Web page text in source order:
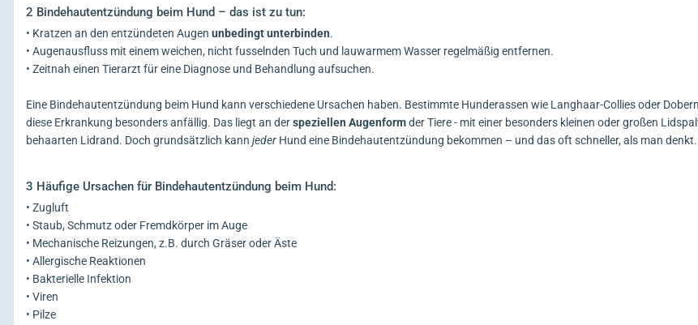
2 Bindehautentzündung beim Hund – das ist zu tun:
• Kratzen an den entzündeten Augen unbedingt unterbinden.
• Augenausfluss mit einem weichen, nicht fusselnden Tuch und lauwarmem Wasser regelmäßig entfernen.
• Zeitnah einen Tierarzt für eine Diagnose und Behandlung aufsuchen.
Eine Bindehautentzündung beim Hund kann verschiedene Ursachen haben. Bestimmte Hunderassen wie Langhaar-Collies oder
diese Erkrankung besonders anfällig. Das liegt an derspeziellen Augenformder Tiere - mit einer besonders kleinen oder großen
behaarten Lidrand. Doch grundsätzlich kann jeder Hund eine Bindehautentzündung bekommen – und das oft schneller, als man denkt.
3 Häufige Ursachen für Bindehautentzündung beim Hund:
• Zugluft
• Staub, Schmutz oder Fremdkörper im Auge
• Mechanische Reizungen, z.B. durch Gräser oder Äste
• Allergische Reaktionen
• Bakterielle Infektion
• Viren
• Pilze